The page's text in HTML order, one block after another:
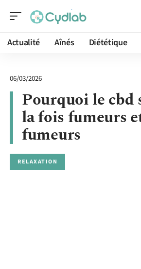
Actualité Aînés Diététique
06/03/2026
Pourquoi le cbd
la fois fumeurs
fumeurs
RELAXATION